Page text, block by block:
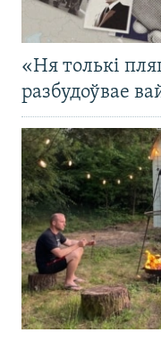
«Ня толькі
разбудоўвае